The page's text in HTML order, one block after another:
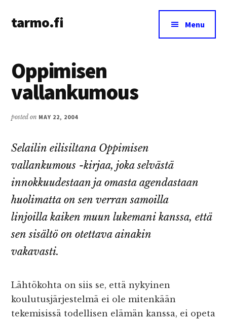
main
primary
menu
tarmo.fi
on
education,
technology,
and
Menu
Oppimisen
vallankumous
posted on MAY 22, 2004
Selailin eilisiltana Oppimisen
vallankumous -kirjaa, joka selvästä
innokkuudestaan ja omasta agendastaan
huolimatta on sen verran samoilla
linjoilla kaiken muun lukemani kanssa, että
sen sisältö on otettava ainakin
vakavasti.
Lähtökohta on siis se, että nykyinen
koulutusjärjestelmä ei ole mitenkään
tekemisissä todellisen elämän kanssa, ei opeta